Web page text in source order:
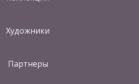
Художники
Партнеры